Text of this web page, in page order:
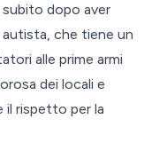
subito dopo aver
che tiene un
alle prime armi
dei locali e
il rispetto per la